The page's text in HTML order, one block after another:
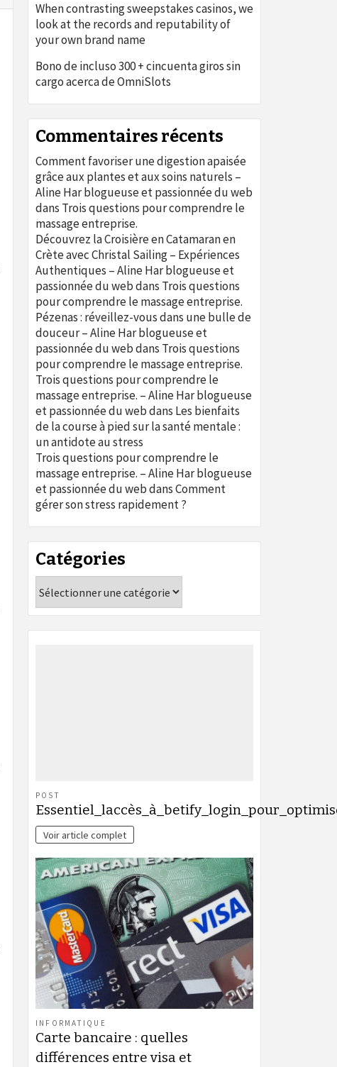
When contrasting sweepstakes casinos, we
look at the records and reputability of
your own brand name
Bono de incluso 300 + cincuenta giros sin
cargo acerca de OmniSlots
Commentaires récents
Comment favoriser une digestion apaisée
grâce aux plantes et aux soins naturels –
Aline Har blogueuse et passionnée du web
dans Trois questions pour comprendre le
massage entreprise.
Découvrez la Croisière en Catamaran en
Crète avec Christal Sailing – Expériences
Authentiques – Aline Har blogueuse et
passionnée du webdans Trois questions
pour comprendre le massage entreprise.
Pézenas : réveillez-vous dans une bulle de
douceur – Aline Har blogueuse et
passionnée du webdans Trois questions
pour comprendre le massage entreprise.
Trois questions pour comprendre le
massage entreprise. – Aline Har blogueuse
et passionnée du webdans Les bienfaits
de la course à pied sur la santé mentale :
un antidote au stress
Trois questions pour comprendre le
massage entreprise. – Aline Har blogueuse
et passionnée du webdansComment
gérer son stress rapidement ?
Catégories
POST
Voir article complet
INFORMATIQUE
Carte bancaire : quelles
différences entre visa et